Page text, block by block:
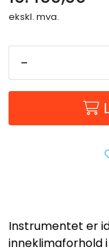
ekskl. mva.
-
Instrumentet er
inneklimaforhold